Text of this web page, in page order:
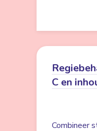
C en
Combineer